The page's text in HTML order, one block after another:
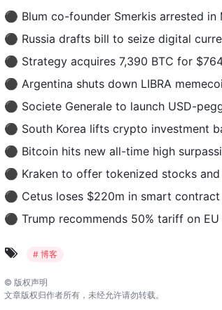
⚫ Blum co-founder Smerkis arrested
⚫ Russia drafts bill to seize digital
⚫ Strategy acquires 7,390 BTC for
⚫ Argentina shuts down LIBRA
⚫ Societe Generale to launch USD-
⚫ South Korea lifts crypto investment
⚫ Bitcoin hits new all-time high
⚫ Kraken to offer tokenized stocks and
⚫ Cetus loses $220m in smart
⚫ Trump recommends 50% tariff on
# 博客
© 版权声明
文章版权归作者所有，未经允许请勿转载。